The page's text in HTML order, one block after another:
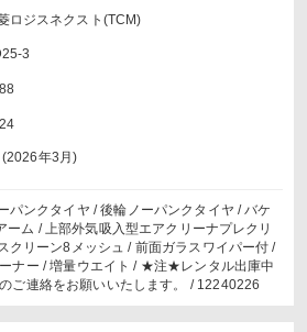
ロジスネクスト(TCM)
3
年3月)
パンクタイヤ / 後輪ノーパンクタイヤ / バケ
ーム / 上部外気吸入型エアクリーナプレクリ
クリーン8メッシュ / 前面ガラスワイパー付 /
ナー / 増量ウエイト / ★注★レンタル出庫中
ご連絡をお願いいたします。 / 12240226